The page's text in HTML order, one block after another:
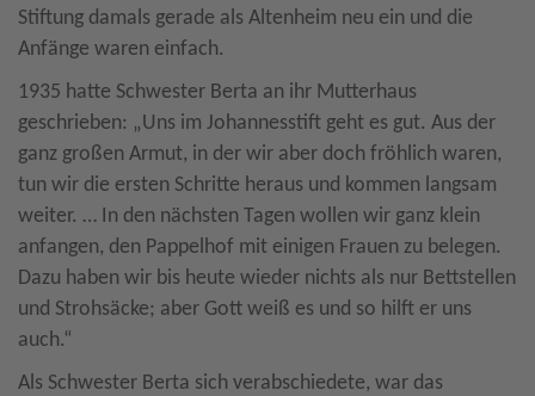
Stiftung damals gerade als Altenheim neu ein und die
Anfänge waren einfach.
1935 hatte Schwester Berta an ihr Mutterhaus
geschrieben: „Uns im Johannesstift geht es gut. Aus der
ganz großen Armut, in der wir aber doch fröhlich waren,
tun wir die ersten Schritte heraus und kommen langsam
weiter. … In den nächsten Tagen wollen wir ganz klein
anfangen, den Pappelhof mit einigen Frauen zu belegen.
Dazu haben wir bis heute wieder nichts als nur Bettstellen
und Strohsäcke; aber Gott weiß es und so hilft er uns
auch.“
Als Schwester Berta sich verabschiedete, war das